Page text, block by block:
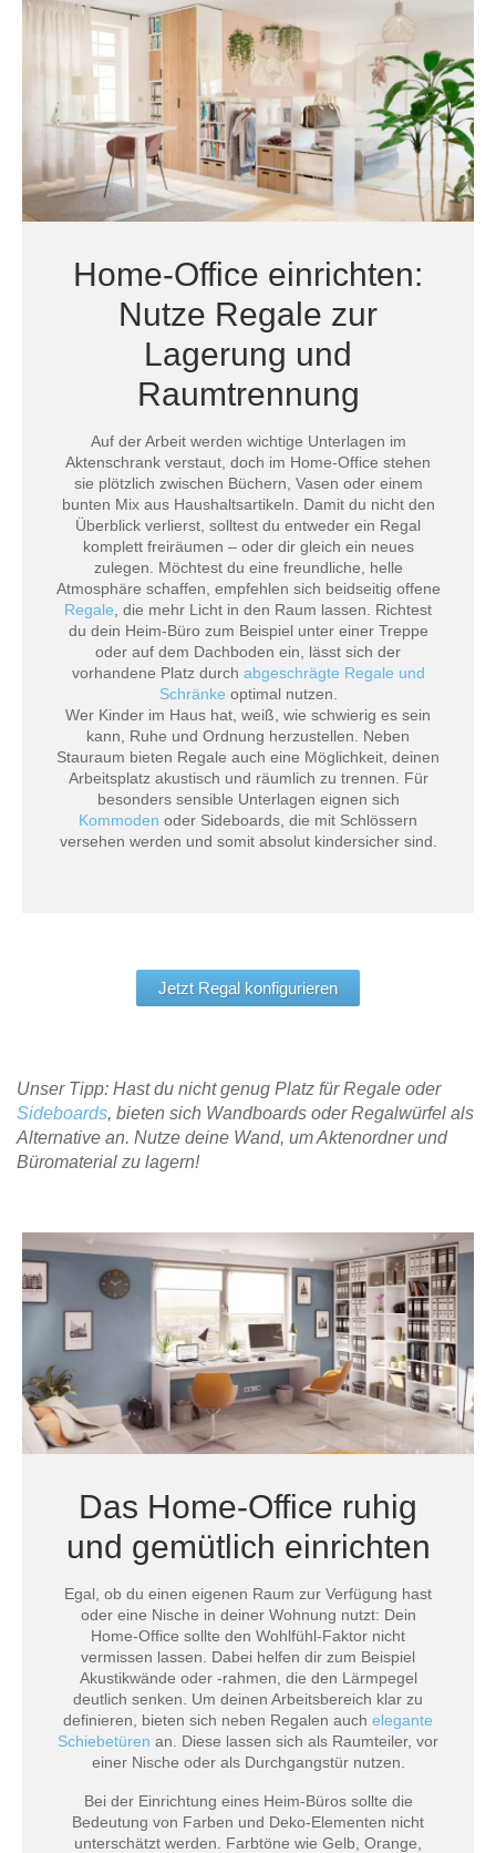
Home-Office einrichten:
Nutze Regale zur
Lagerung und
Raumtrennung
Auf der Arbeit werden wichtige Unterlagen im
Aktenschrank verstaut, doch im Home-Office stehen
sie plötzlich zwischen Büchern, Vasen oder einem
bunten Mix aus Haushaltsartikeln. Damit du nicht den
Überblick verlierst, solltest du entweder ein Regal
komplett freiräumen – oder dir gleich ein neues
zulegen. Möchtest du eine freundliche, helle
Atmosphäre schaffen, empfehlen sich beidseitig offene
Regale , die mehr Licht in den Raum lassen. Richtest
du dein Heim-Büro zum Beispiel unter einer Treppe
oder auf dem Dachboden ein, lässt sich der
vorhandene Platz durch abgeschrägte Regale und
Schränke optimal nutzen.
Wer Kinder im Haus hat, weiß, wie schwierig es sein
kann, Ruhe und Ordnung herzustellen. Neben
Stauraum bieten Regale auch eine Möglichkeit, deinen
Arbeitsplatz akustisch und räumlich zu trennen. Für
besonders sensible Unterlagen eignen sich
Kommoden oder Sideboards, die mit Schlössern
versehen werden und somit absolut kindersicher sind.
Jetzt Regal konfigurieren
Unser Tipp: Hast du nicht genug Platz für Regale oder
Sideboards, bieten sich Wandboards oder Regalwürfel als
Alternative an. Nutze deine Wand, um Aktenordner und
Büromaterial zu lagern!
Das Home-Office ruhig
und gemütlich einrichten
Egal, ob du einen eigenen Raum zur Verfügung hast
oder eine Nische in deiner Wohnung nutzt: Dein
Home-Office sollte den Wohlfühl-Faktor nicht
vermissen lassen. Dabei helfen dir zum Beispiel
Akustikwände oder -rahmen, die den Lärmpegel
deutlich senken. Um deinen Arbeitsbereich klar zu
definieren, bieten sich neben Regalen auch elegante
Schiebetüren an. Diese lassen sich als Raumteiler, vor
einer Nische oder als Durchgangstür nutzen.
Bei der Einrichtung eines Heim-Büros sollte die
Bedeutung von Farben und Deko-Elementen nicht
unterschätzt werden. Farbtöne wie Gelb, Orange,